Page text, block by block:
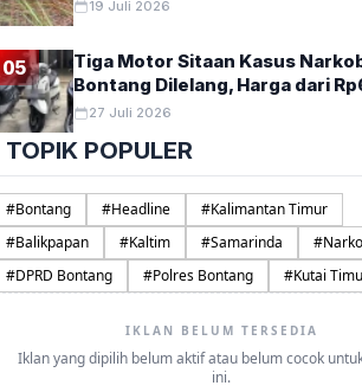
19 Juli 2026
05
Tiga Motor Sitaan Kasus
Bontang Dilelang, Harga dari
27 Juli 2026
TOPIK POPULER
#Bontang #Headline #Kalimantan Timur
#Balikpapan #Kaltim #Samarinda #
#DPRD Bontang #Polres Bontang #Kutai
IKLAN BELUM TERSEDIA
Iklan yang dipilih belum aktif atau belum cocok
ini.